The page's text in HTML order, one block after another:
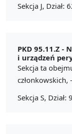
Sekcja J, Dział:
PKD 95.11.Z -
i urządzeń
Sekcja ta
Sekcja S,